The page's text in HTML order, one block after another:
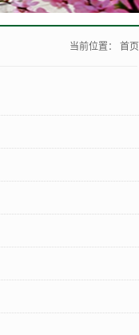
当前位置： 首页